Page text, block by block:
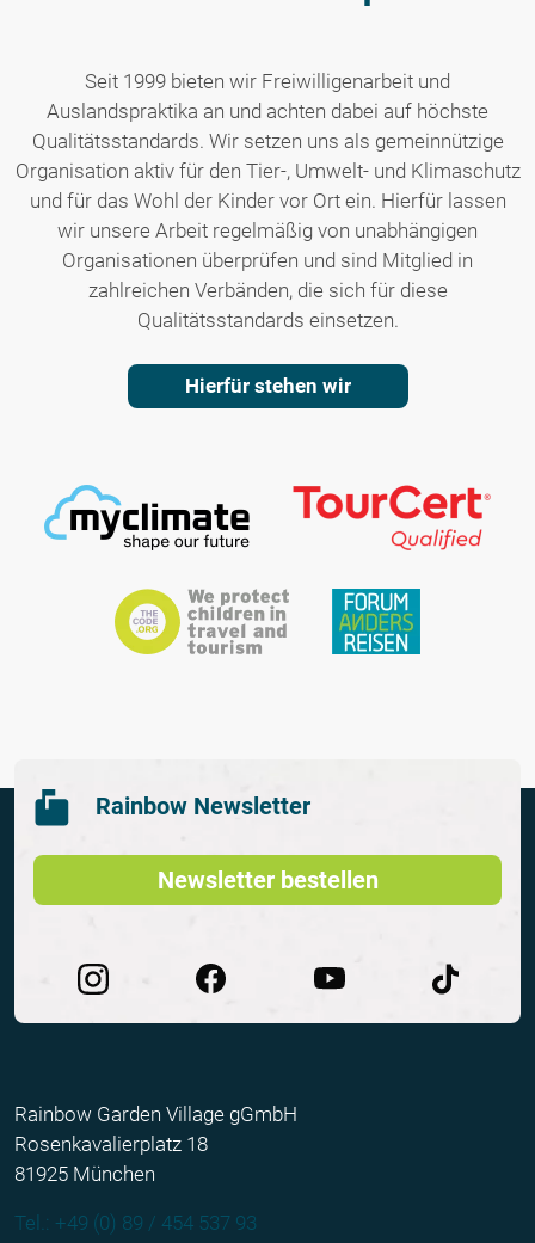
Seit 1999 bieten wir Freiwilligenarbeit und
Auslandspraktika an und achten dabei auf höchste
Qualitätsstandards. Wir setzen uns als gemeinnützige
Organisation aktiv für den Tier-, Umwelt- und Klimaschutz
und für das Wohl der Kinder vor Ort ein. Hierfür lassen
wir unsere Arbeit regelmäßig von unabhängigen
Organisationen überprüfen und sind Mitglied in
zahlreichen Verbänden, die sich für diese
Qualitätsstandards einsetzen.
Hierfür stehen wir
Rainbow Newsletter
Newsletter bestellen
Rainbow Garden Village gGmbH
Rosenkavalierplatz 18
81925 München
Tel.: +49 (0) 89 / 454 537 93